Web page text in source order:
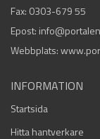
Fax: 0303-679 55
Epost:
Webbplats:
INFORMATION
Startsida
Hitta hantverkare